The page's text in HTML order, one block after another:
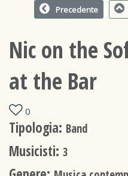
Precedente
Nic on the
at the Bar
0
Tipologia: Band
Musicisti: 3